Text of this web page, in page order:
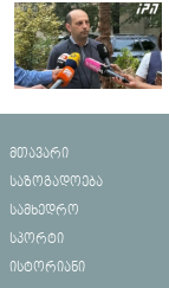
მთავარი
საზოგადოება
სამხედრო
სპორტი
ისტორიანი